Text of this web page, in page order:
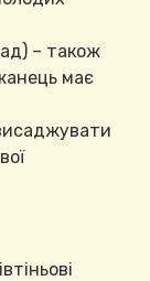
– також
має